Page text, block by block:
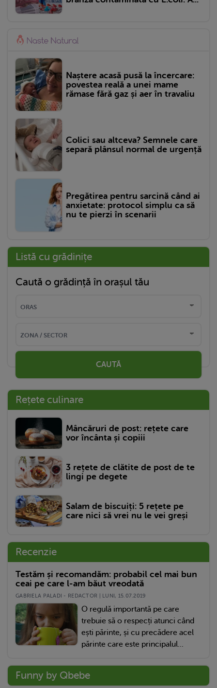
Naștere acasă pusă la încercare:
povestea reală a unei mame
rămase fără gaz și aer în travaliu
Colici sau altceva? Semnele care
separă plânsul normal de urgență
Pregătirea pentru sarcină când ai
anxietate: protocol simplu ca să
nu te pierzi în scenarii
Listă cu grădinițe
Caută o grădință în orașul tău
CAUTĂ
Rețete culinare
Mâncăruri de post: rețete care
vor încânta și copiii
3 rețete de clătite de post de te
lingi pe degete
Salam de biscuiți: 5 rețete pe
care nici să vrei nu le vei greși
Recenzie
Testăm și recomandăm: probabil cel mai bun
ceai pe care l-am băut vreodată
GABRIELA PALADI - REDACTOR | LUNI, 15.07.2019
O regulă importantă pe care
trebuie să o respecți atunci când
ești părinte, și cu precădere acel
părinte care este principalul...
Funny by Qbebe